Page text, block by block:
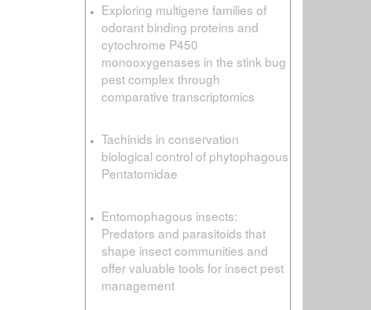
Exploring multigene families of
odorant binding proteins and
cytochrome P450
monooxygenases in the stink bug
pest complex through
comparative transcriptomics
Tachinids in conservation
biological control of phytophagous
Pentatomidae
Entomophagous insects:
Predators and parasitoids that
shape insect communities and
offer valuable tools for insect pest
management